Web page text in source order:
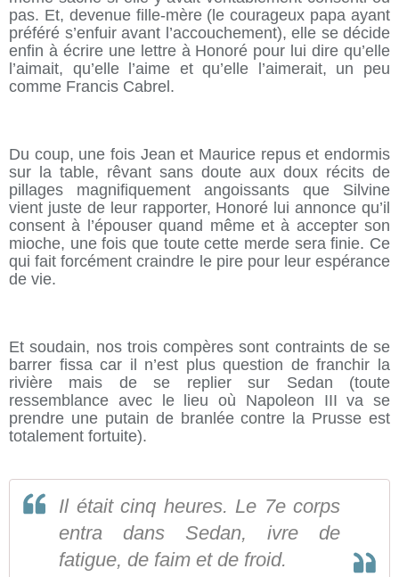
pas. Et, devenue fille-mère (le courageux papa ayant
préféré s’enfuir avant l’accouchement), elle se décide
enfin à écrire une lettre à Honoré pour lui dire qu’elle
l’aimait, qu’elle l’aime et qu’elle l’aimerait, un peu
comme Francis Cabrel.
Du coup, une fois Jean et Maurice repus et endormis
sur la table, rêvant sans doute aux doux récits de
pillages magnifiquement angoissants que Silvine
vient juste de leur rapporter, Honoré lui annonce qu’il
consent à l’épouser quand même et à accepter son
mioche, une fois que toute cette merde sera finie. Ce
qui fait forcément craindre le pire pour leur espérance
de vie.
Et soudain, nos trois compères sont contraints de se
barrer fissa car il n’est plus question de franchir la
rivière mais de se replier sur Sedan (toute
ressemblance avec le lieu où Napoleon III va se
prendre une putain de branlée contre la Prusse est
totalement fortuite).
Il était cinq heures. Le 7e corps
entra dans Sedan, ivre de
fatigue, de faim et de froid.